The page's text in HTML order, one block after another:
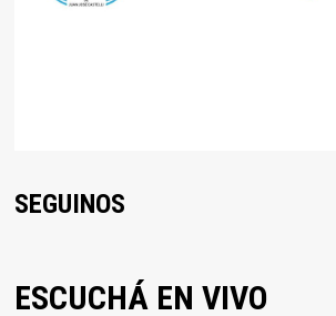
SEGUINOS
ESCUCHÁ EN VIVO